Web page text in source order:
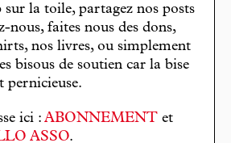
la toile, partagez nos posts
nous, faites nous des dons,
nos livres, ou simplement
bisous de soutien car la bise
pernicieuse.
ici : ABONNEMENT et
ASSO.